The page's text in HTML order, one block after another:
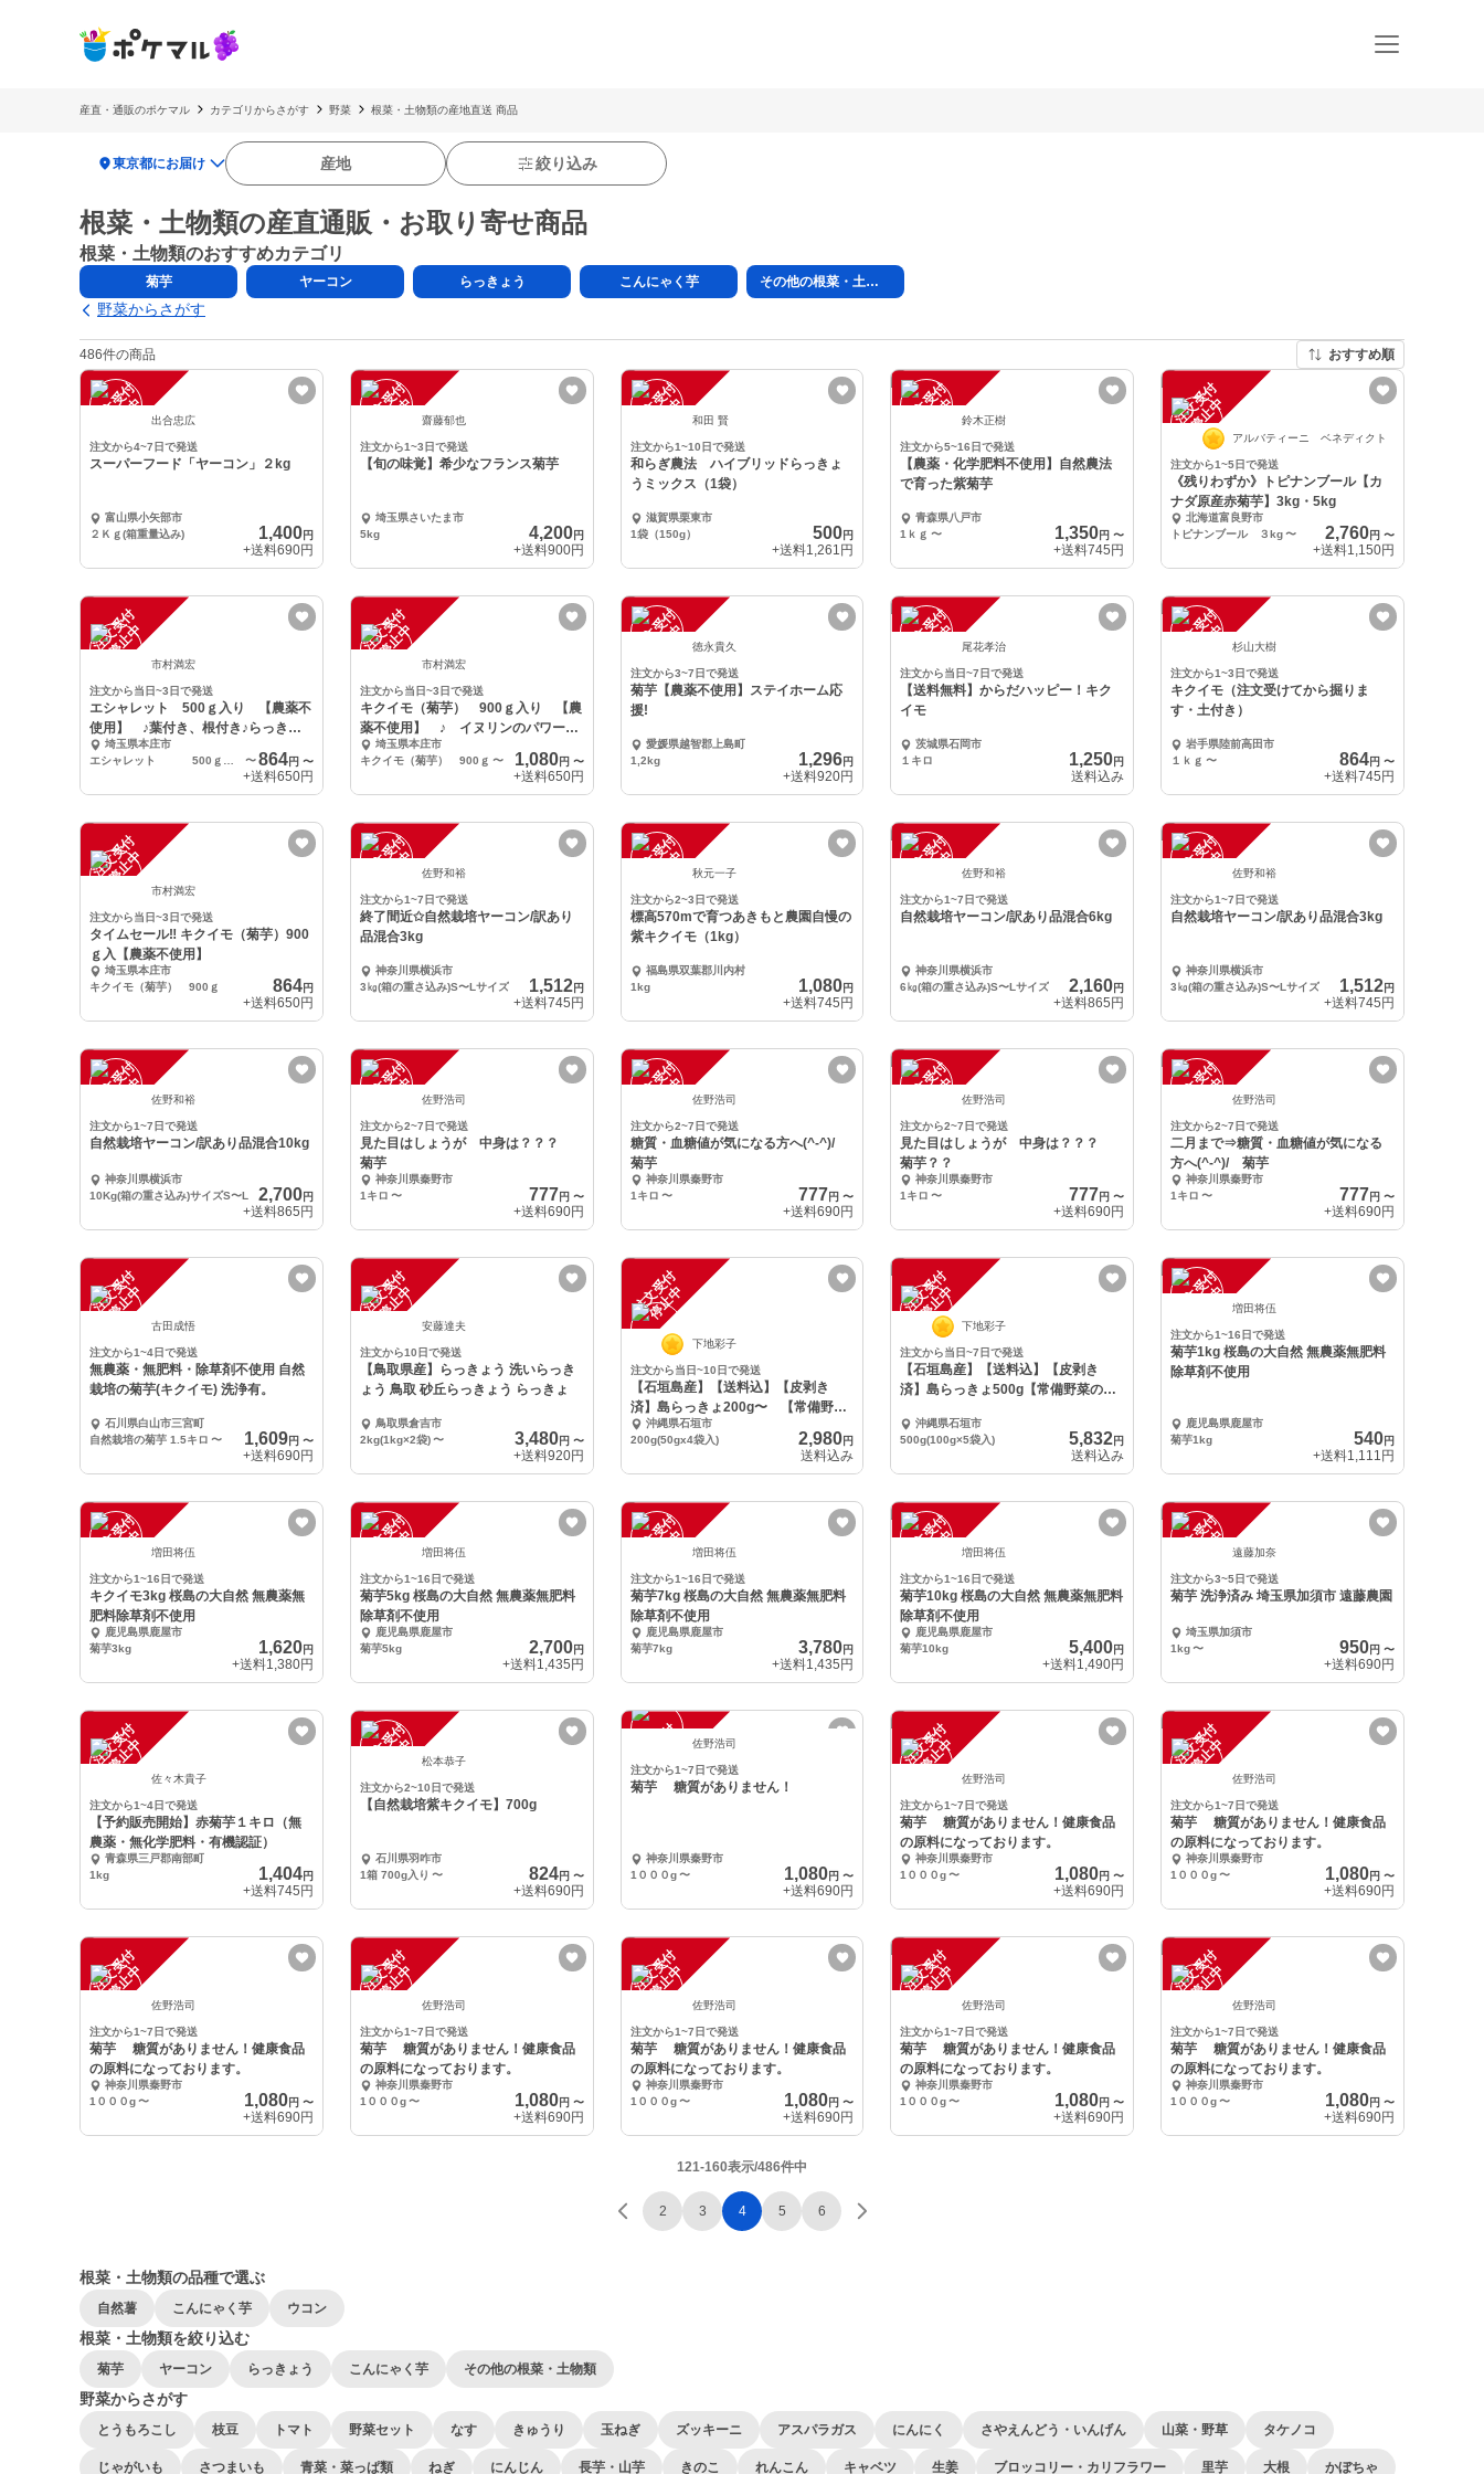
産直・通販のポケマル カテゴリからさがす 野菜 根菜・土物類の産地直送 商品
location_on東京都にお届け 産地 絞り込み
根菜・土物類の産直通販・お取り寄せ商品
根菜・土物類のおすすめカテゴリ
菊芋 ヤーコン らっきょう こんにゃく芋 その他の根菜・土物類
野菜からさがす
486件の商品 おすすめ順
注
文
受
付
停
止
中 出合忠広
注文から4~7日で発送
スーパーフード「ヤーコン」２kg
富山県小矢部市
２Ｋｇ(箱重量込み)
1,400円
+送料690円
注
文
受
付
停
止
中 齋藤郁也
注文から1~3日で発送
【旬の味覚】希少なフランス菊芋
埼玉県さいたま市
5kg
4,200円
+送料900円
注
文
受
付
停
止
中 和田 賢
注文から1~10日で発送
和らぎ農法 ハイブリッドらっきょ
うミックス（1袋）
滋賀県栗東市
1袋（150g）
500円
+送料1,261円
注
文
受
付
停
止
中 鈴木正樹
注文から5~16日で発送
【農薬・化学肥料不使用】自然農法
で育った紫菊芋
青森県八戸市
1ｋｇ 〜 1,350円〜
+送料745円
注
文
受
付
停
止
中
アルバティーニ ベネディクト
注文から1~5日で発送
《残りわずか》トピナンブール【カ
ナダ原産赤菊芋】3kg・5kg
北海道富良野市
トピナンブール ３kg〜 2,760円 〜
+送料1,150円
注
文
受
付
停
止
中
市村満宏
注文から当日~3日で発送
エシャレット 500ｇ入り 【農薬不
使用】 ♪葉付き、根付き♪らっきょ
う若採り
埼玉県本庄市
〜 864円 〜
+送料650円
注
文
受
付
停
止
中
市村満宏
注文から当日~3日で発送
キクイモ（菊芋） 900ｇ入り 【農
薬不使用】 ♪ イヌリンのパワー
♪ 糖分の気
埼玉県本庄市
キクイモ（菊芋） 900ｇ 〜 1,080円 〜
+送料650円
注
文
受
付
停
止
中 徳永貴久
注文から3~7日で発送
菊芋【農薬不使用】ステイホーム応
援!
愛媛県越智郡上島町
1,2kg
1,296円
+送料920円
注
文
受
付
停
止
中 尾花孝治
注文から当日~7日で発送
【送料無料】からだハッピー！キク
イモ
茨城県石岡市
１キロ
1,250円
送料込み
注
文
受
付
停
止
中 杉山大樹
注文から1~3日で発送
キクイモ（注文受けてから掘りま
す・土付き）
岩手県陸前高田市
１ｋｇ 〜 864円 〜
+送料745円
注
文
受
付
停
止
中
市村満宏
注文から当日~3日で発送
タイムセール‼️ キクイモ（菊芋）900
ｇ入【農薬不使用】
埼玉県本庄市
キクイモ（菊芋） 900ｇ
864円
+送料650円
注
文
受
付
停
止
中 佐野和裕
注文から1~7日で発送
終了間近✩自然栽培ヤーコン/訳あり
品混合3kg
神奈川県横浜市
3㎏(箱の重さ込み)S〜Lサイズ
1,512円
+送料745円
注
文
受
付
停
止
中 秋元一子
注文から2~3日で発送
標高570mで育つあきもと農園自慢の
紫キクイモ（1kg）
福島県双葉郡川内村
1kg
1,080円
+送料745円
注
文
受
付
停
止
中 佐野和裕
注文から1~7日で発送
自然栽培ヤーコン/訳あり品混合6kg
神奈川県横浜市
6㎏(箱の重さ込み)S〜Lサイズ
2,160円
+送料865円
注
文
受
付
停
止
中 佐野和裕
注文から1~7日で発送
自然栽培ヤーコン/訳あり品混合3kg
神奈川県横浜市
3㎏(箱の重さ込み)S〜Lサイズ
1,512円
+送料745円
注
文
受
付
停
止
中 佐野和裕
注文から1~7日で発送
自然栽培ヤーコン/訳あり品混合10kg
神奈川県横浜市
10Kg(箱の重さ込み)サイズS〜L
2,700円
+送料865円
注
文
受
付
停
止
中 佐野浩司
注文から2~7日で発送
見た目はしょうが 中身は？？？
菊芋
神奈川県秦野市
1キロ 〜 777 円 〜
+送料690円
注
文
受
付
停
止
中 佐野浩司
注文から2~7日で発送
糖質・血糖値が気になる方へ(^-^)/
菊芋
神奈川県秦野市
1キロ 〜 777円〜
+送料690円
注
文
受
付
停
止
中 佐野浩司
注文から2~7日で発送
見た目はしょうが 中身は？？？
菊芋？？
神奈川県秦野市
1キロ 〜 777円〜
+送料690円
注
文
受
付
停
止
中 佐野浩司
注文から2~7日で発送
二月まで⇒糖質・血糖値が気になる
方へ(^-^)/ 菊芋
神奈川県秦野市
1キロ 〜 777円 〜
+送料690円
注
文
受
付
停
止
中
古田成悟
注文から1~4日で発送
無農薬・無肥料・除草剤不使用 自然
栽培の菊芋(キクイモ) 洗浄有。
石川県白山市三宮町
自然栽培の菊芋 1.5キロ 〜 1,609円 〜
+送料690円
注
文
受
付
停
止
中
安藤達夫
注文から10日で発送
【鳥取県産】らっきょう 洗いらっき
ょう 鳥取 砂丘らっきょう らっきょ
鳥取県倉吉市
2kg(1kg×2袋) 〜 3,480円 〜
+送料920円
注
文
受
付
停
止
中
下地彩子
注文から当日~10日で発送
【石垣島産】【送料込】【皮剥き
済】島らっきょ200g〜 【常備野菜
の仲間入】
沖縄県石垣市
200g(50gx4袋入)
2,980円
送料込み
注
文
受
付
停
止
中
下地彩子
注文から当日~7日で発送
【石垣島産】【送料込】【皮剥き
済】島らっきょ500g【常備野菜の仲
沖縄県石垣市
500g(100g×5袋入)
5,832円
送料込み
注
文
受
付
停
止
中 増田将伍
注文から1~16日で発送
菊芋1kg 桜島の大自然 無農薬無肥料
除草剤不使用
鹿児島県鹿屋市
菊芋1kg
540円
+送料1,111円
注
文
受
付
停
止
中 増田将伍
注文から1~16日で発送
キクイモ3kg 桜島の大自然 無農薬無
肥料除草剤不使用
鹿児島県鹿屋市
菊芋3kg
1,620円
+送料1,380円
注
文
受
付
停
止
中 増田将伍
注文から1~16日で発送
菊芋5kg 桜島の大自然 無農薬無肥料
除草剤不使用
鹿児島県鹿屋市
菊芋5kg
2,700円
+送料1,435円
注
文
受
付
停
止
中 増田将伍
注文から1~16日で発送
菊芋7kg 桜島の大自然 無農薬無肥料
除草剤不使用
鹿児島県鹿屋市
菊芋7kg
3,780円
+送料1,435円
注
文
受
付
停
止
中 増田将伍
注文から1~16日で発送
菊芋10kg 桜島の大自然 無農薬無肥料
除草剤不使用
鹿児島県鹿屋市
菊芋10kg
5,400円
+送料1,490円
注
文
受
付
停
止
中 遠藤加奈
注文から3~5日で発送
菊芋 洗浄済み 埼玉県加須市 遠藤農園
埼玉県加須市
1kg〜 950円 〜
+送料690円
注
文
受
付
停
止
中
佐々木貴子
注文から1~4日で発送
【予約販売開始】赤菊芋１キロ（無
農薬・無化学肥料・有機認証）
青森県三戸郡南部町
1kg
1,404円
+送料745円
注
文
受
付
停
止
中 松本恭子
注文から2~10日で発送
【自然栽培紫キクイモ】700g
石川県羽咋市
1箱 700g入り 〜 824円 〜
+送料690円
注
文
受
付
停
止
中 佐野浩司
注文から1~7日で発送
菊芋 糖質がありません！
神奈川県秦野市
1０００g 〜 1,080円〜
+送料690円
注
文
受
付
停
止
中
佐野浩司
注文から1~7日で発送
菊芋 糖質がありません！健康食品
の原料になっております。
神奈川県秦野市
1０００g 〜 1,080円〜
+送料690円
注
文
受
付
停
止
中
佐野浩司
注文から1~7日で発送
菊芋 糖質がありません！健康食品
の原料になっております。
神奈川県秦野市
1０００g〜 1,080円 〜
+送料690円
注
文
受
付
停
止
中
佐野浩司
注文から1~7日で発送
菊芋 糖質がありません！健康食品
の原料になっております。
神奈川県秦野市
1０００g〜 1,080円 〜
+送料690円
注
文
受
付
停
止
中
佐野浩司
注文から1~7日で発送
菊芋 糖質がありません！健康食品
の原料になっております。
神奈川県秦野市
1０００g 〜 1,080円 〜
+送料690円
注
文
受
付
停
止
中
佐野浩司
注文から1~7日で発送
菊芋 糖質がありません！健康食品
の原料になっております。
神奈川県秦野市
1０００g 〜 1,080円〜
+送料690円
注
文
受
付
停
止
中
佐野浩司
注文から1~7日で発送
菊芋 糖質がありません！健康食品
の原料になっております。
神奈川県秦野市
1０００g 〜 1,080円〜
+送料690円
注
文
受
付
停
止
中
佐野浩司
注文から1~7日で発送
菊芋 糖質がありません！健康食品
の原料になっております。
神奈川県秦野市
1０００g〜 1,080円 〜
+送料690円
121-160表示/486件中
2 3 4 5 6
根菜・土物類の品種で選ぶ
自然薯 こんにゃく芋 ウコン
根菜・土物類を絞り込む
菊芋 ヤーコン らっきょう こんにゃく芋 その他の根菜・土物類
野菜からさがす
とうもろこし 枝豆 トマト 野菜セット なす きゅうり 玉ねぎ ズッキーニ アスパラガス にんにく さやえんどう・いんげん 山菜・野草 タケノコ
じゃがいも さつまいも 青菜・菜っぱ類 ねぎ にんじん 長芋・山芋 きのこ れんこん キャベツ 生姜 ブロッコリー・カリフラワー 里芋 大根 かぼちゃ